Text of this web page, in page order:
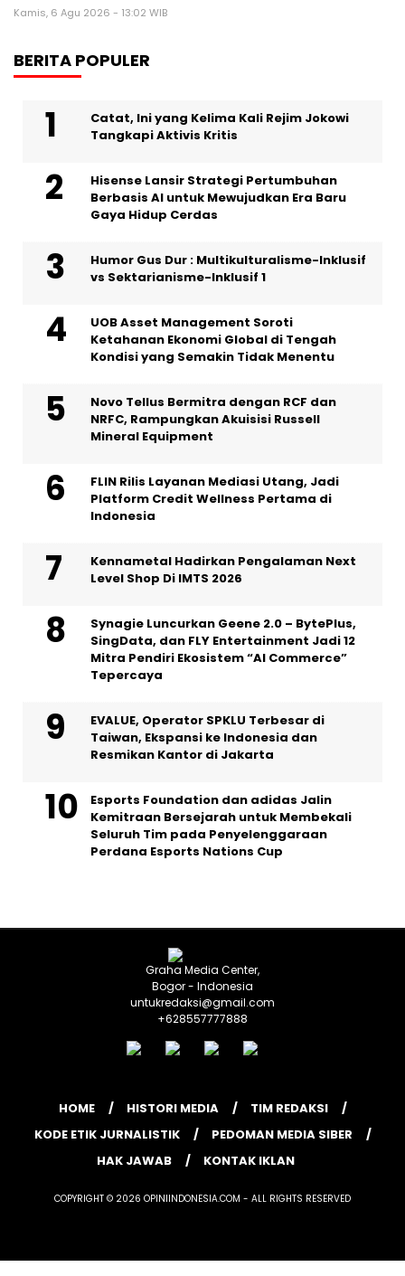
Kamis, 6 Agu 2026 - 13:02 WIB
BERITA POPULER
Catat, Ini yang Kelima Kali Rejim Jokowi
Tangkapi Aktivis Kritis
Hisense Lansir Strategi Pertumbuhan
Berbasis AI untuk Mewujudkan Era Baru
Gaya Hidup Cerdas
Humor Gus Dur : Multikulturalisme-Inklusif
vs Sektarianisme-Inklusif 1
UOB Asset Management Soroti
Ketahanan Ekonomi Global di Tengah
Kondisi yang Semakin Tidak Menentu
Novo Tellus Bermitra dengan RCF dan
NRFC, Rampungkan Akuisisi Russell
Mineral Equipment
FLIN Rilis Layanan Mediasi Utang, Jadi
Platform Credit Wellness Pertama di
Indonesia
Kennametal Hadirkan Pengalaman Next
Level Shop Di IMTS 2026
Synagie Luncurkan Geene 2.0 – BytePlus,
SingData, dan FLY Entertainment Jadi 12
Mitra Pendiri Ekosistem “AI Commerce”
Tepercaya
EVALUE, Operator SPKLU Terbesar di
Taiwan, Ekspansi ke Indonesia dan
Resmikan Kantor di Jakarta
Esports Foundation dan adidas Jalin
Kemitraan Bersejarah untuk Membekali
Seluruh Tim pada Penyelenggaraan
Perdana Esports Nations Cup
Graha Media Center,
Bogor - Indonesia
untukredaksi@gmail.com
+628557777888
HOME HISTORI MEDIA
TIM REDAKSI
KODE ETIK JURNALISTIK
PEDOMAN MEDIA SIBER
HAK JAWAB
KONTAK IKLAN
COPYRIGHT © 2026 OPINIINDONESIA.COM - ALL RIGHTS RESERVED